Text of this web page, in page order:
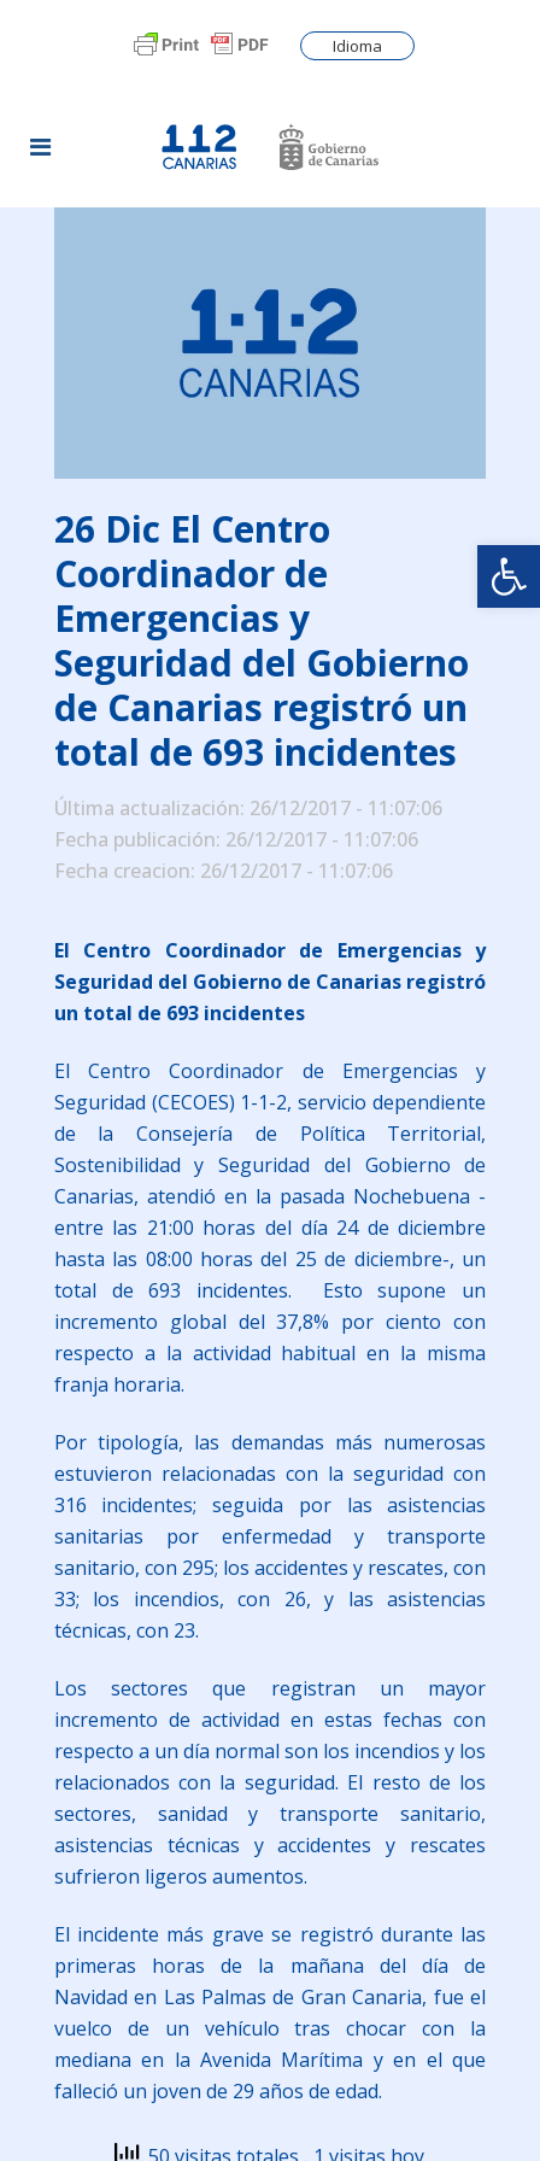
Idioma
26 Dic El Centro
Coordinador de
Emergencias y
Seguridad del Gobierno
de Canarias registró un
total de 693 incidentes
Última actualización: 26/12/2017 - 11:07:06
Fecha publicación: 26/12/2017 - 11:07:06
Fecha creacion: 26/12/2017 - 11:07:06
El Centro Coordinador de Emergencias y
Seguridad del Gobierno de Canarias registró
un total de 693 incidentes
El Centro Coordinador de Emergencias y
Seguridad (CECOES) 1-1-2, servicio dependiente
de la Consejería de Política Territorial,
Sostenibilidad y Seguridad del Gobierno de
Canarias, atendió en la pasada Nochebuena -
entre las 21:00 horas del día 24 de diciembre
hasta las 08:00 horas del 25 de diciembre-, un
total de 693 incidentes. Esto supone un
incremento global del 37,8% por ciento con
respecto a la actividad habitual en la misma
franja horaria.
Por tipología, las demandas más numerosas
estuvieron relacionadas con la seguridad con
316 incidentes; seguida por las asistencias
sanitarias por enfermedad y transporte
sanitario, con 295; los accidentes y rescates, con
33; los incendios, con 26, y las asistencias
técnicas, con 23.
Los sectores que registran un mayor
incremento de actividad en estas fechas con
respecto a un día normal son los incendios y los
relacionados con la seguridad. El resto de los
sectores, sanidad y transporte sanitario,
asistencias técnicas y accidentes y rescates
sufrieron ligeros aumentos.
El incidente más grave se registró durante las
primeras horas de la mañana del día de
Navidad en Las Palmas de Gran Canaria, fue el
vuelco de un vehículo tras chocar con la
mediana en la Avenida Marítima y en el que
falleció un joven de 29 años de edad.
50 visitas totales , 1 visitas hoy